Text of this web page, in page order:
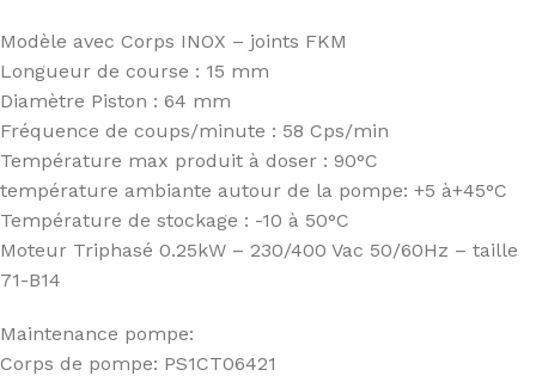
Modèle avec Corps INOX – joints FKM
Longueur de course : 15 mm
Diamètre Piston : 64 mm
Fréquence de coups/minute : 58 Cps/min
Température max produit à doser : 90°C
température ambiante autour de la pompe: +5 à+45°C
Température de stockage : -10 à 50°C
Moteur Triphasé 0.25kW – 230/400 Vac 50/60Hz – taille
71-B14
Maintenance pompe:
Corps de pompe: PS1CT06421